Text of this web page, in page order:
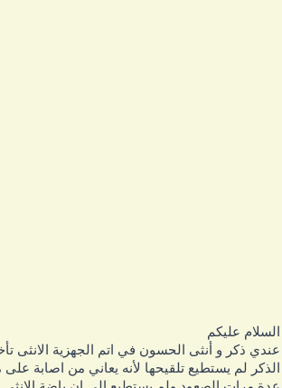
عليكم
ذكر و أنثى الحسون في اتم الجهزية الانثى
لم يستطيع تلقيحها لأنه يعاني من اصابة